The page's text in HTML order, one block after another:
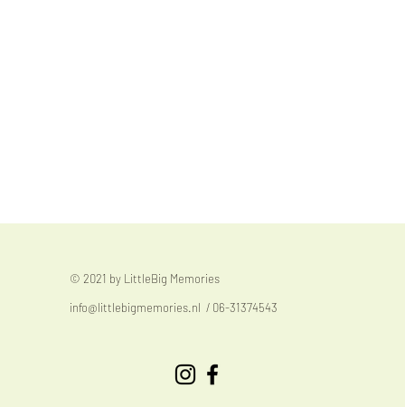
© 2021 by LittleBig Memories
info@littlebigmemories.nl / 06-31374543